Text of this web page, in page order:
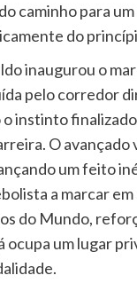
caminho para
do
inaugurou o
pelo corredor
instinto
O
um feito
a marcar em
do Mundo,
ocupa um lugar